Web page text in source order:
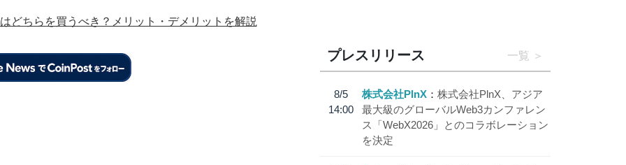
どちらを買うべき？メリット・デメリットを解説
プレスリリース 一覧
8/5
14:00
株式会社PlnX
株式会社PlnX、アジア
最大級のグローバルWeb3カンファレン
ス「WebX2026」とのコラボレーション
を決定